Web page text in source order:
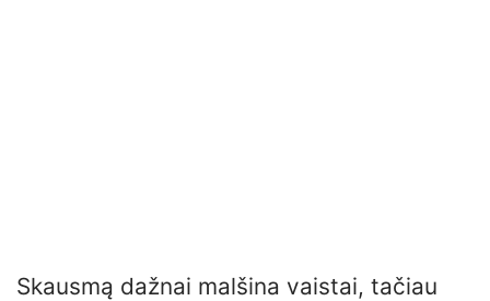
Skausmą dažnai malšina vaistai, tačiau